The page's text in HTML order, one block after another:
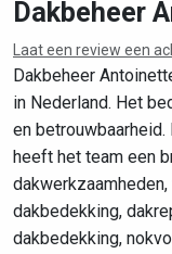
Dakbeheer
Laat een review een
Dakbeheer
in Nederland. Het
en
heeft het team een
dakbedekking,
dakbedekking,